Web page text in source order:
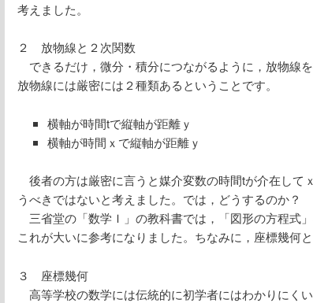
考えました。
２ 放物線と２次関数
できるだけ，微分・積分につながるように，放物線
放物線には厳密には２種類あるということです。
横軸が時間tで縦軸が距離ｙ
横軸が時間ｘで縦軸が距離ｙ
後者の方は厳密に言うと媒介変数の時間tが介在して
うべきではないと考えました。では，どうするのか？
三省堂の「数学Ｉ」の教科書では，「図形の方程式
これが大いに参考になりました。ちなみに，座標幾何
３ 座標幾何
高等学校の数学には伝統的に初学者にはわかりにくい